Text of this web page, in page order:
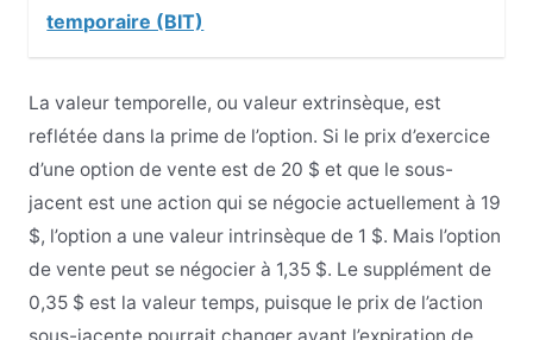
temporaire (BIT)
La valeur temporelle, ou valeur extrinsèque, est
reflétée dans la prime de l’option. Si le prix d’exercice
d’une option de vente est de 20 $ et que le sous-
jacent est une action qui se négocie actuellement à 19
$, l’option a une valeur intrinsèque de 1 $. Mais l’option
de vente peut se négocier à 1,35 $. Le supplément de
0,35 $ est la valeur temps, puisque le prix de l’action